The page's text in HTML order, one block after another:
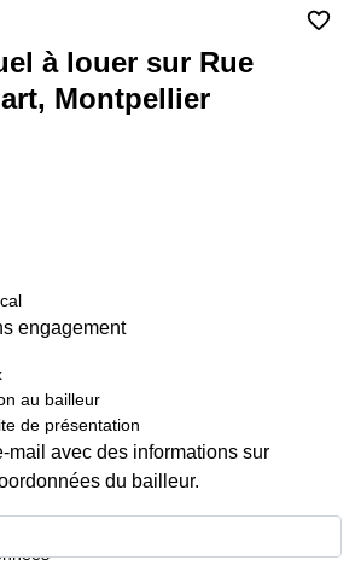
à louer sur Rue
Montpellier
engagement
au bailleur
de présentation
mail avec des informations sur
du bailleur.